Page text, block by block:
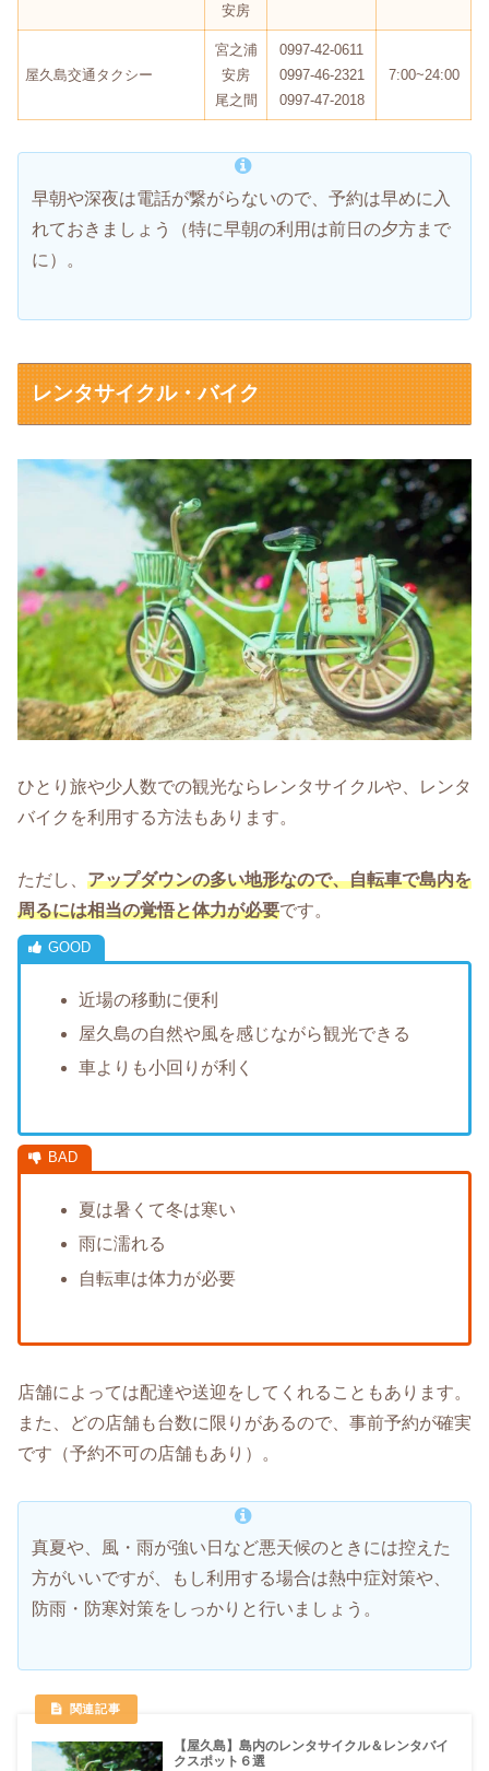
安房
屋久島交通タクシー
宮之浦
安房
尾之間
0997-42-0611
0997-46-2321
0997-47-2018
7:00~24:00
早朝や深夜は電話が繋がらないので、予約は早めに入
れておきましょう（特に早朝の利用は前日の夕方まで
に）。
レンタサイクル・バイク
ひとり旅や少人数での観光ならレンタサイクルや、レンタ
バイクを利用する方法もあります。
ただし、 アップダウンの多い地形なので、自転車で島内を
周るには相当の覚悟と体力が必要です。
近場の移動に便利
屋久島の自然や風を感じながら観光できる
車よりも小回りが利く
夏は暑くて冬は寒い
雨に濡れる
自転車は体力が必要
店舗によっては配達や送迎をしてくれることもあります。
また、どの店舗も台数に限りがあるので、事前予約が確実
です（予約不可の店舗もあり）。
真夏や、風・雨が強い日など悪天候のときには控えた
方がいいですが、もし利用する場合は熱中症対策や、
防雨・防寒対策をしっかりと行いましょう。
【屋久島】島内のレンタサイクル＆レンタバイ
クスポット６選